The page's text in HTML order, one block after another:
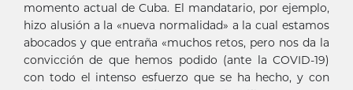
momento actual de Cuba. El mandatario, por ejemplo,
hizo alusión a la «nueva normalidad» a la cual estamos
abocados y que entraña «muchos retos, pero nos da la
convicción de que hemos podido (ante la COVID-19)
con todo el intenso esfuerzo que se ha hecho, y con